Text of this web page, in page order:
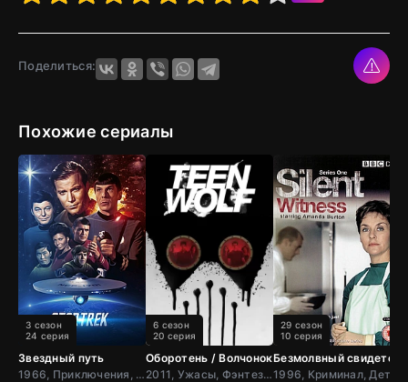
Поделиться:
Похожие сериалы
Звездный путь
1966, Приключения, Фантастика, Боевик, США
3 сезон
24 серия
Оборотень / Волчонок
2011, Ужасы, Фэнтези, Мистический, Комедия, Боевик, Триллер, Зарубежный, Мелодрама, Драма, США
6 сезон
20 серия
Безмолвный
29 сезон
10 серия